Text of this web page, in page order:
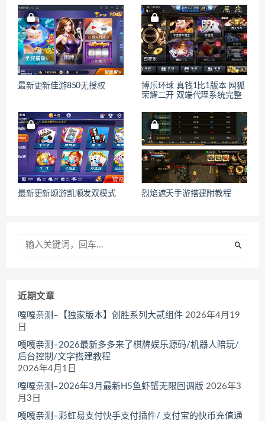
最新更新佳游850无授权
博乐环球 真钱1比1版本 网狐
荣耀二开 双端代理系统完整
最新更新颂游凯顺发双模式 烈焰遮天手游搭建附教程
近期文章
嘎嘎亲测–【独家版本】创胜系列大贰组件 2026年4月19
日
嘎嘎亲测–2026最新多多来了棋牌娱乐源码/机器人陪玩/
后台控制/文字搭建教程
2026年4月1日
嘎嘎亲测–2026年3月最新H5鱼虾蟹无限回调版 2026年3
月3日
嘎嘎亲测–彩虹易支付快手支付插件/ 支付宝的快币充值通